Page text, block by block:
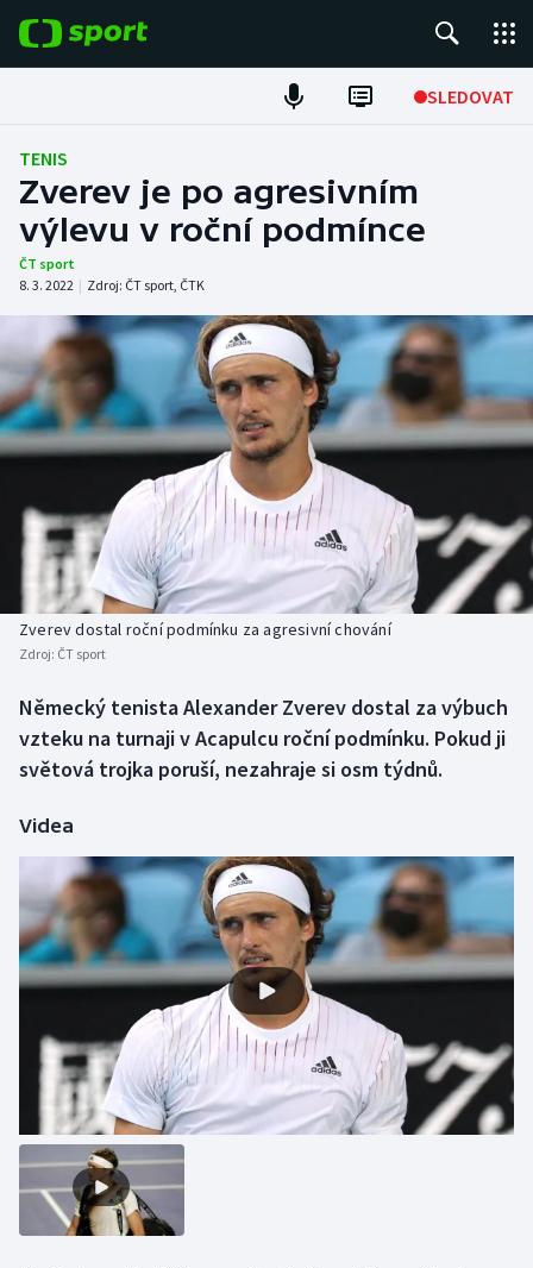
SLEDOVAT
Fotbal
Hokej
Tenis
Atletika
Cyklistika
DALŠÍ SPORTY
Americký fotbal
Baseball a softbal
Basketbal
Biatlon
Boby a skeleton
Box
Curling
Dostihy
Florbal
Golf
Gymnastika
Házená
Jezdectví
NEPŘEHLÉDNĚTE
Soutěže
Historické návraty
Aplikace ČT sport
AZ kvíz
TENIS
Zverev je po agresivním
výlevu v roční podmínce
ČT sport
8. 3. 2022 | Zdroj: ČT sport, ČTK
Zverev dostal roční podmínku za agresivní chování
Zdroj: ČT sport
Německý tenista Alexander Zverev dostal za výbuch
vzteku na turnaji v Acapulcu roční podmínku. Pokud ji
světová trojka poruší, nezahraje si osm týdnů.
Videa